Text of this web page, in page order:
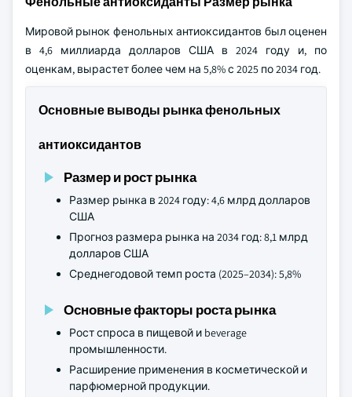
Мировой рынок фенольных антиоксидантов был оценен
в 4,6 миллиарда долларов США в 2024 году и, по
оценкам, вырастет более чем на 5,8% с 2025 по 2034 год.
Основные выводы рынка фенольных
антиоксидантов
Размер и рост рынка
Размер рынка в 2024 году: 4,6 млрд долларов
США
Прогноз размера рынка на 2034 год: 8,1 млрд
долларов США
Среднегодовой темп роста (2025–2034): 5,8%
Основные факторы роста рынка
Рост спроса в пищевой и beverage
промышленности.
Расширение применения в косметической и
парфюмерной продукции.